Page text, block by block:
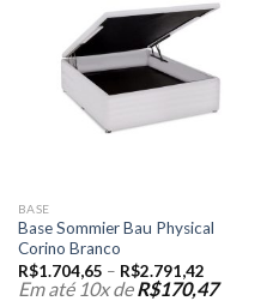
BASE
Base Sommier Bau Physical
Corino Branco
R$1.704,65 – R$2.791,42
Em até 10x deR$170,47